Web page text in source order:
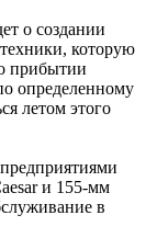
о создании
которую
прибытии
определенному
летом этого
и 155-мм
в